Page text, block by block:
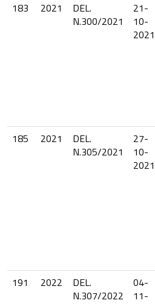
183
2021
DEL.
N.300/2021
21-
10-
2021
185
2021
DEL.
N.305/2021
27-
10-
2021
191
2022
DEL.
N.307/2022
04-
11-